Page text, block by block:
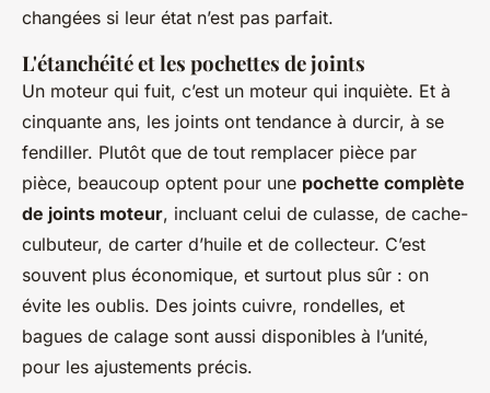
changées si leur état n’est pas parfait.
L'étanchéité et les pochettes de joints
Un moteur qui fuit, c’est un moteur qui inquiète. Et à
cinquante ans, les joints ont tendance à durcir, à se
fendiller. Plutôt que de tout remplacer pièce par
pièce, beaucoup optent pour une pochette complète
de joints moteur, incluant celui de culasse, de cache-
culbuteur, de carter d’huile et de collecteur. C’est
souvent plus économique, et surtout plus sûr : on
évite les oublis. Des joints cuivre, rondelles, et
bagues de calage sont aussi disponibles à l’unité,
pour les ajustements précis.